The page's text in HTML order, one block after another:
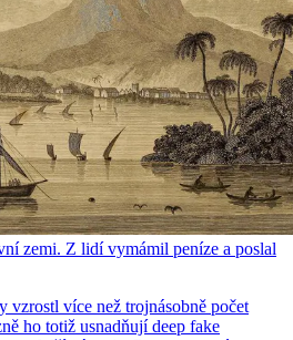
zemi. Z lidí vymámil peníze a poslal
více než trojnásobně počet
ho totiž usnadňují deep fake